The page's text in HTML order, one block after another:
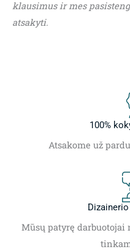
klausimus ir mes
atsakyti.
100%
Atsakome už
Mūsų patyrę